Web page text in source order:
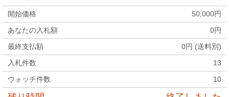
開始価格 50,000円
あなたの入札額
0円
最終支払額
0円 (送料別)
入札件数
13
ウォッチ件数
10